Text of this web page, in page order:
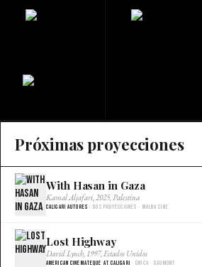
Próximas proyecciones
With Hasan in Gaza
Kamal Aljafari, 2025, Palestina
Caligari Autores · Dos proyecciones · Malba Cine
Lost Highway
David Lynch, 1997, Estados Unidos
American Cinemateque at Caligari · Única · Gaumont